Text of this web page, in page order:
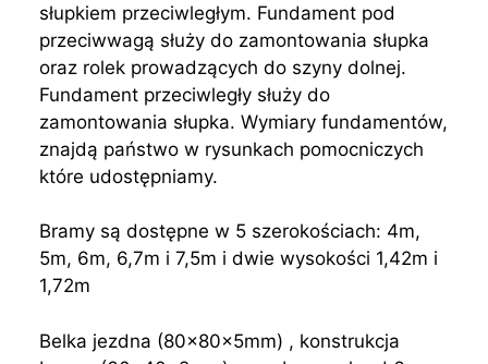
słupkiem przeciwległym. Fundament pod
przeciwwagą służy do zamontowania słupka
oraz rolek prowadzących do szyny dolnej.
Fundament przeciwległy służy do
zamontowania słupka. Wymiary fundamentów,
znajdą państwo w rysunkach pomocniczych
które udostępniamy.
Bramy są dostępne w 5 szerokościach: 4m,
5m, 6m, 6,7m i 7,5m i dwie wysokości 1,42m i
1,72m
Belka jezdna (80x80x5mm) , konstrukcja